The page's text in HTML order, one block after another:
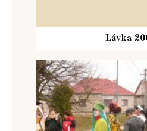
Lávka